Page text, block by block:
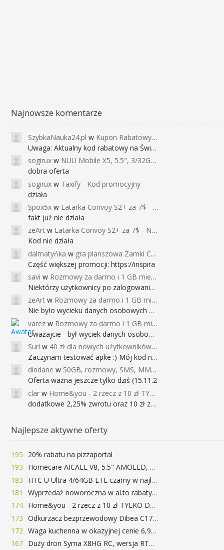
Najnowsze komentarze
SzybkaNauka24.pl w Kupon Rabatowy na Kurs Angielskiego dla Dzieci - FunEnglish
Uwaga: Aktualny kod rabatowy na Święta (
sogirux w NUU Mobile X5, 5.5", 3/32GB, czujnik linii papilarnych, 2950mAh, aparat 13MP za 267zł - Banggood
dobra oferta
sogirux w Taxify - Kod promocyjny
działa
Spox5x w Latarka Convoy S2+ za 7$ - Najniższa cena od 2017r
fakt już nie działa
zeArt w Latarka Convoy S2+ za 7$ - Najniższa cena od 2017r
Kod nie działa
dalmatyńka w gra planszowa Zamki Caladale za 39zł
Część większej promocji: https://inspira
savi w Rozmowy za darmo i 1 GB miesięcznie
Niektórzy użytkownicy po zalogowaniu do
zeArt w Rozmowy za darmo i 1 GB miesięcznie
Nie było wycieku danych osobowych a nieo
varez w Rozmowy za darmo i 1 GB miesięcznie
Uważajcie - był wyciek danych osobowych
Suri w 40 zł dla nowych użytkowników Google Pay (dawniej Android Pay)
Zaczynam testować apke :) Mój kod na 40
dindane w 50GB, rozmowy, SMS, MMS bez limitu przez 6 miesięcy za darmo za przeniesienie numeru do Play NEXT
Oferta ważna jeszcze tylko dziś (15.11.2
clar w Home&you - 2 rzecz z 10 zł TYLKO DZISIAJ
dodatkowe 2,25% zwrotu oraz 10 zł za r
Najlepsze aktywne oferty
195
20% rabatu na pizzaportal
193
Homecare AICALL V8, 5.5" AMOLED, 4/128GB, Snapdragon 652, LTE, QC3.0, 3400mAh za 416zł
183
HTC U Ultra 4/64GB LTE czarny w najlepszej cenie na rynku 799 zł!!!
181
Wyprzedaż noworoczna w al.to rabaty do 72%
174
Home&you - 2 rzecz z 10 zł TYLKO DZISIAJ
173
Odkurzacz bezprzewodowy Dibea C17 za 77.99$ (~290zł)
172
Waga kuchenna w okazyjnej cenie 6,99$
167
Duży dron Syma X8HG RC, wersja RTF, kamera 8MP za 62$ (~233zł) - TomTop